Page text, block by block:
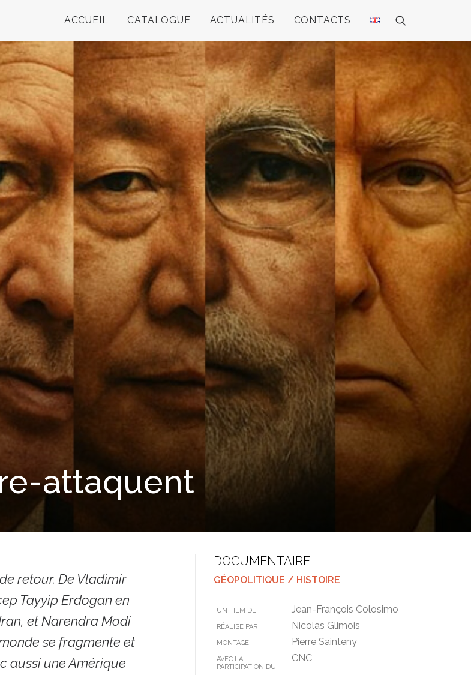
ACCUEIL CATALOGUE ACTUALITÉS CONTACTS
attaquent
retour. De Vladimir
Tayyip Erdogan en
et Narendra Modi
se fragmente et
aussi une Amérique
DOCUMENTAIRE
GÉOPOLITIQUE / HISTOIRE
UN FILM DE Jean-François Colosimo
RÉALISÉ PAR Nicolas Glimois
MONTAGE Pierre Sainteny
AVEC LA
PARTICIPATION DU
CNC